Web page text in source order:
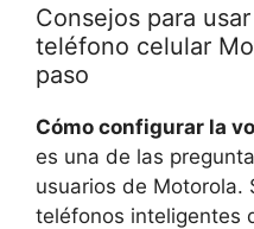
Consejos para
teléfono celular
paso
Cómo configurar la
es una de las
usuarios de Motorola.
teléfonos inteligentes